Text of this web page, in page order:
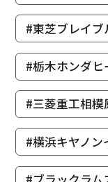
#東芝ブレイ
#栃木ホンダヒ
#三菱重工相模
#横浜キヤノン